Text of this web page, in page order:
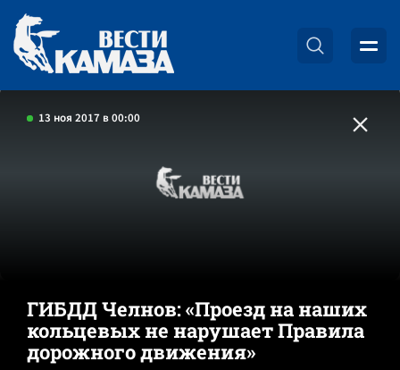
13 ноя 2017 в 00:00
ГИБДД Челнов: «Проезд на наших
кольцевых не нарушает Правила
дорожного движения»